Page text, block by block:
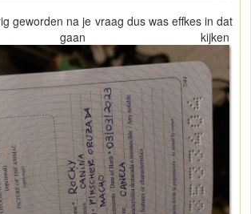
geworden na je vraag dus was effkes in dat
gaan kijken